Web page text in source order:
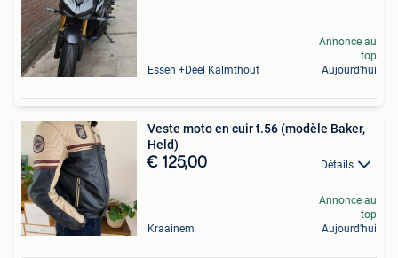
Essen +Deel Kalmthout
Annonce au
top
Aujourd'hui
Veste moto en cuir t.56 (modèle Baker,
Held)
€ 125,00 Détails
Kraainem
Annonce au
top
Aujourd'hui